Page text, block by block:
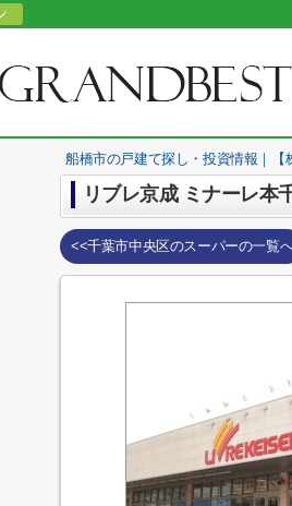
船橋市の戸建て探し・投資情報｜【
リブレ京成 ミナーレ本
<<千葉市中央区のスーパーの一覧